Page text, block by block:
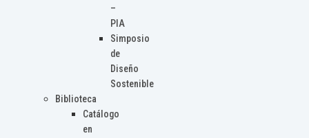
–
PIA
Simposio
de
Diseño
Sostenible
Biblioteca
Catálogo
en